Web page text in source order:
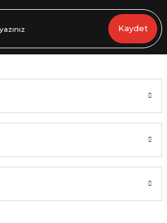
Kaydet